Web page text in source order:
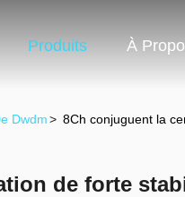
Produits À
Dwdm> 8Ch conjuguent la
de forte